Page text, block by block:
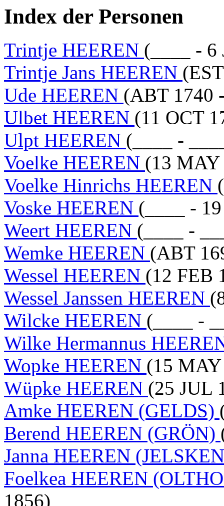
Index der Personen
Trintje HEEREN (____ - 6
Trintje Jans HEEREN
Ude HEEREN (ABT 1740
Ulbet HEEREN (11 OCT
Ulpt HEEREN (____ -
Voelke HEEREN (13 MAY
Voelke Hinrichs HEEREN
Voske HEEREN (____ -
Weert HEEREN (____ -
Wemke HEEREN (ABT
Wessel HEEREN (12 FEB
Wessel Janssen HEEREN
Wilcke HEEREN (____ -
Wilke Hermannus
Wopke HEEREN (15
Wüpke HEEREN (25 JUL
Amke HEEREN (GELDS)
Berend HEEREN (GRÖN)
Janna HEEREN
Foelkea HEEREN
1856)